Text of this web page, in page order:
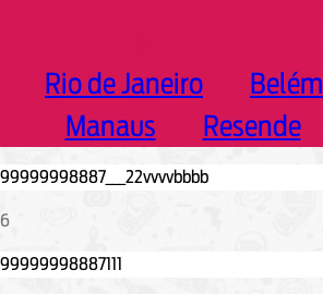
Rio de Janeiro Belém
Manaus
Resende
6